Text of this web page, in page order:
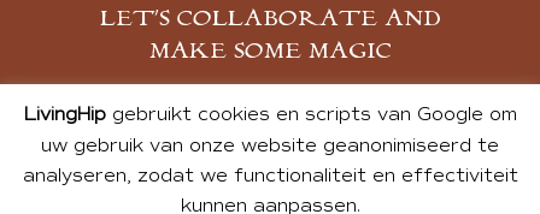
LET’S COLLABORATE AND
MAKE SOME MAGIC
MELD JE AAN
LivingHipgebruikt cookies en scripts van Google om
uw gebruik van onze website geanonimiseerd te
analyseren, zodat we functionaliteit en effectiviteit
kunnen aanpassen.